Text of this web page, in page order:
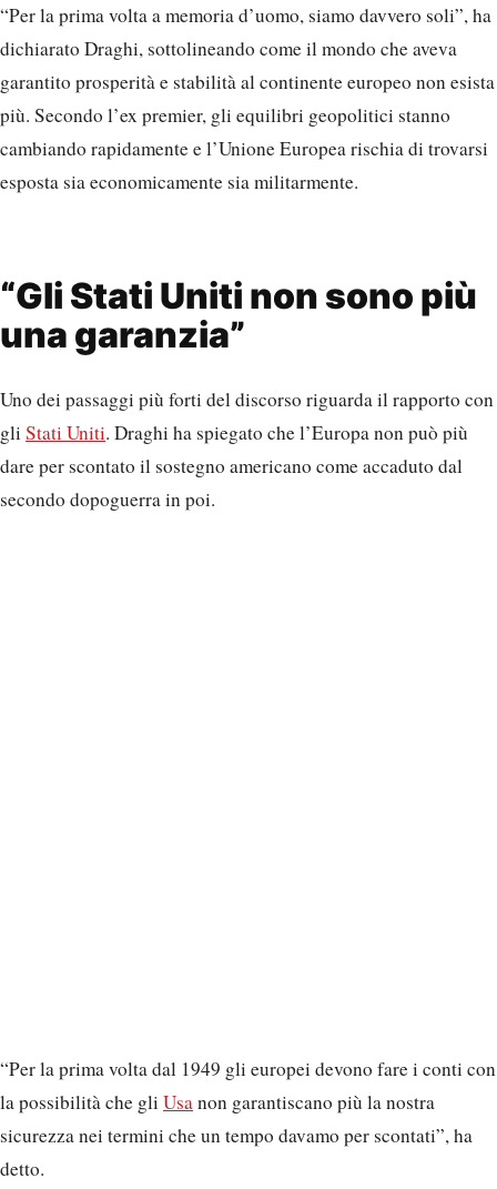
“Per la prima volta a memoria d’uomo, siamo davvero soli”, ha
dichiarato Draghi, sottolineando come il mondo che aveva
garantito prosperità e stabilità al continente europeo non esista
più. Secondo l’ex premier, gli equilibri geopolitici stanno
cambiando rapidamente e l’Unione Europea rischia di trovarsi
esposta sia economicamente sia militarmente.
“Gli Stati Uniti non sono più
una garanzia”
Uno dei passaggi più forti del discorso riguarda il rapporto con
gli Stati Uniti. Draghi ha spiegato che l’Europa non può più
dare per scontato il sostegno americano come accaduto dal
secondo dopoguerra in poi.
“Per la prima volta dal 1949 gli europei devono fare i conti con
la possibilità che gli Usanon garantiscano più la nostra
sicurezza nei termini che un tempo davamo per scontati”, ha
detto.